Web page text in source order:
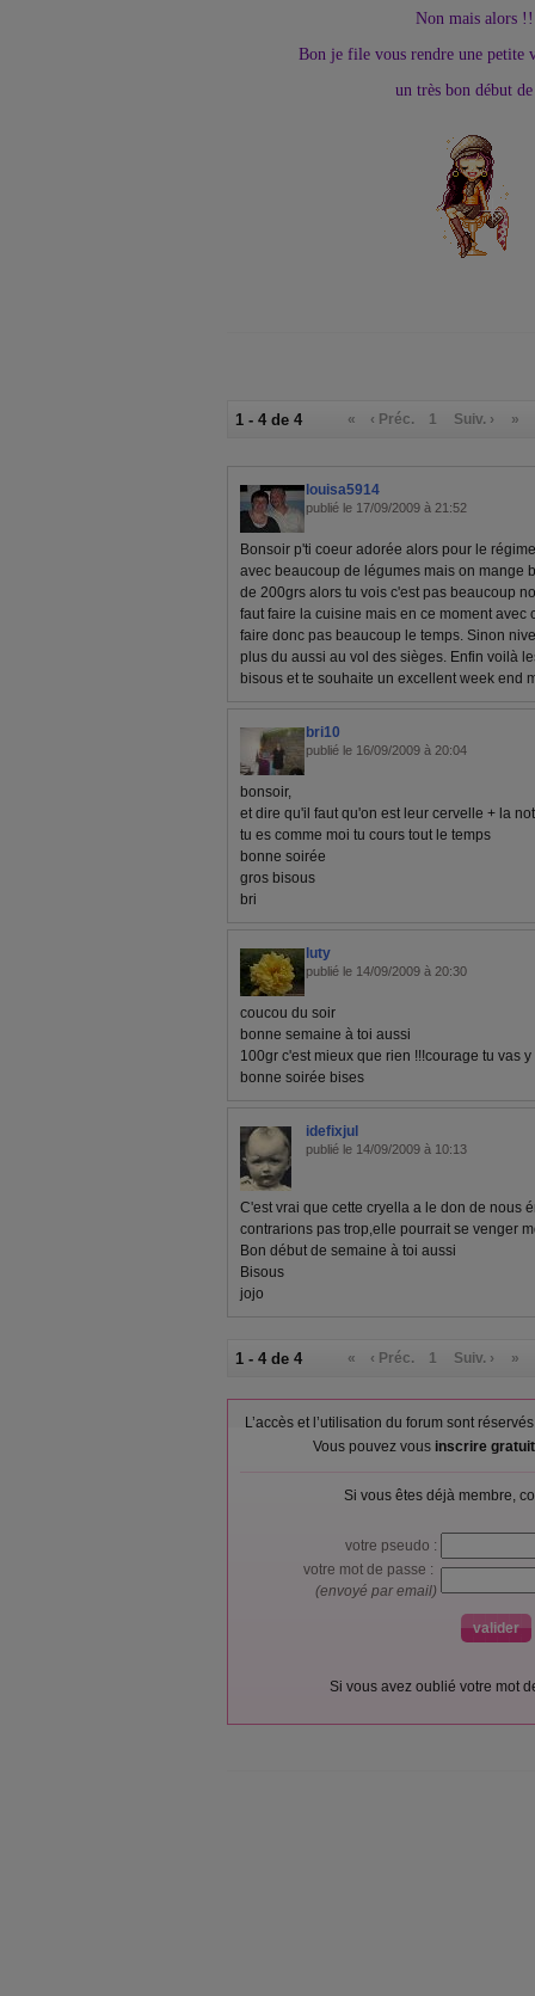
Non mais alors
Bon je file vous rendre une petite
un très bon début
1 - 4 de 4 « ‹ Préc. 1 Suiv. › »
louisa5914
publié le 17/09/2009 à 21:52
Bonsoir p'ti coeur adorée alors pour le
avec beaucoup de légumes mais on mange
de 200grs alors tu vois c'est pas beaucoup
faut faire la cuisine mais en ce moment avec
faire donc pas beaucoup le temps. Sinon
plus du aussi au vol des sièges. Enfin voilà
bisous et te souhaite un excellent week end
bri10
publié le 16/09/2009 à 20:04
bonsoir,
et dire qu'il faut qu'on est leur cervelle + la
tu es comme moi tu cours tout le temps
bonne soirée
gros bisous
bri
luty
publié le 14/09/2009 à 20:30
coucou du soir
bonne semaine à toi aussi
100gr c'est mieux que rien !!!courage tu vas
bonne soirée bises
idefixjul
publié le 14/09/2009 à 10:13
C'est vrai que cette cryella a le don de nous
contrarions pas trop,elle pourrait se venger
Bon début de semaine à toi aussi
Bisous
jojo
1 - 4 de 4 « ‹ Préc. 1 Suiv. › »
L’accès et l’utilisation du forum sont
Vous pouvez vous inscrire
Si vous êtes déjà membre,
votre pseudo :
votre mot de passe :
(envoyé par email)
Si vous avez oublié votre mot